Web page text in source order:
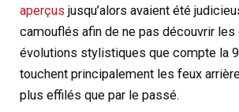
aperçus jusqu’alors avaient été
camouflés afin de ne pas découvrir les
évolutions stylistiques que compte la
touchent principalement les feux
plus effilés que par le passé.